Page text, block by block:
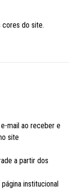
cores do site.
mail ao receber e
site
a partir dos
institucional